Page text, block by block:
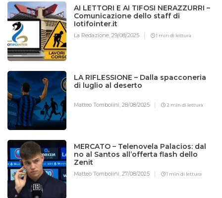
AI LETTORI E AI TIFOSI NERAZZURRI –
Comunicazione dello staff di
Iotifointer.it
La Redazione,29/08/2025 1 min di lettura
LA RIFLESSIONE – Dalla spacconeria
di luglio al deserto
Matteo Tombolini,28/08/2025 2 min di lettura
MERCATO – Telenovela Palacios: dal
no al Santos all’offerta flash dello
Zenit
Matteo Tombolini,27/08/2025 1 min di lettura